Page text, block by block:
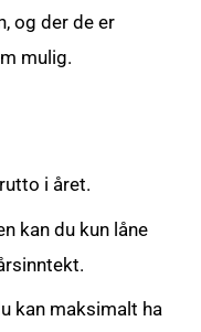
og der de er
mulig.
i året.
kan du kun låne
kan maksimalt ha